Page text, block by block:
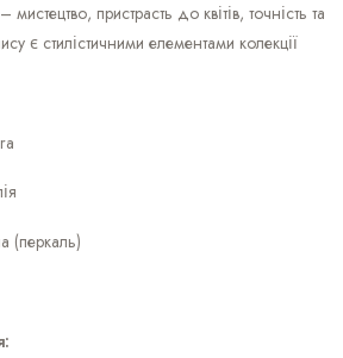
– мистецтво, пристрасть до квітів, точність та
є стилістичними елементами колекції
(перкаль)